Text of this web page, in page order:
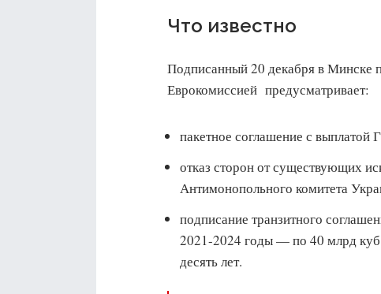
Что известно
Подписанный 20 декабря в Минске
Еврокомиссией предусматривает:
пакетное соглашение с
отказ сторон от существующих
Антимонопольного комитета
подписание транзитного
2021-2024 годы — по 40 млрд
десять лет.